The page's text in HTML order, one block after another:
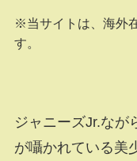
※当サイトは、海外
す。
ジャニーズJr.なが
が囁かれている美